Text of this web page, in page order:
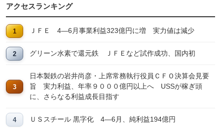
アクセスランキング
ＪＦＥ 4―6月事業利益323億円に増 実力値は減少
グリーン水素で還元鉄 ＪＦＥなど試作成功、国内初
日本製鉄の岩井尚彦・上席常務執行役員ＣＦＯ決算会見要
旨 実力利益、年率９０００億円以上へ USSが稼ぎ頭
に、さらなる利益成長目指す
ＵＳスチール 黒字化 4―6月、純利益194億円